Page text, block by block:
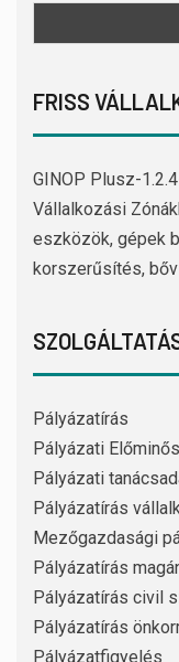
FRISS
GINOP Plusz-
Vállalkozási
eszközök, gépek
korszerűsítés,
Pályázatírás
Pályázati
Pályázati
Pályázatírás
Mezőgazdasági
Pályázatírás
Pályázatírás civil
Pályázatírás
Pályázatfigyelés